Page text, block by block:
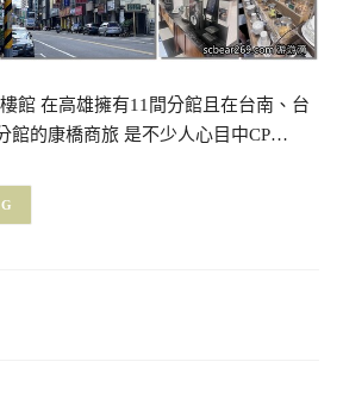
館 在高雄擁有11間分館且在台南、台
館的康橋商旅 是不少人心目中CP…